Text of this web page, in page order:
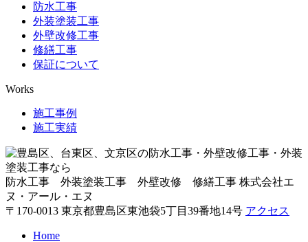
防水工事
外装塗装工事
外壁改修工事
修繕工事
保証について
Works
施工事例
施工実績
防水工事 外装塗装工事 外壁改修 修繕工事 株式会社エ
ヌ・アール・エヌ
〒170-0013 東京都豊島区東池袋5丁目39番地14号 アクセス
Home